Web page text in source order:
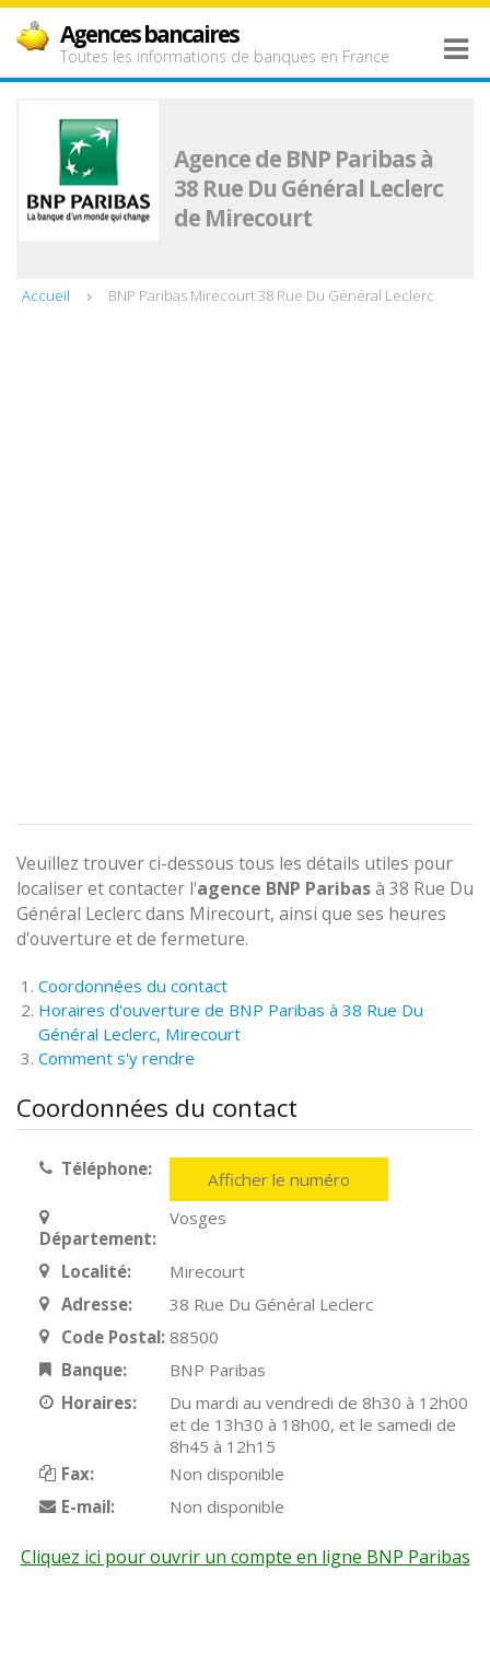
Agences bancaires
Toutes les informations de banques en France
Agence de BNP Paribas à
38 Rue Du Général Leclerc
de Mirecourt
Accueil BNP Paribas Mirecourt 38 Rue Du Général Leclerc
Veuillez trouver ci-dessous tous les détails utiles pour
localiser et contacter l'agence BNP Paribasà 38 Rue Du
Général Leclerc dans Mirecourt, ainsi que ses heures
d'ouverture et de fermeture.
Coordonnées du contact
Horaires d'ouverture de BNP Paribas à 38 Rue Du
Général Leclerc, Mirecourt
Comment s'y rendre
Coordonnées du contact
Téléphone: Afficher le numéro
Département:
Vosges
Localité:
Mirecourt
Adresse:
38 Rue Du Général Leclerc
Code Postal: 88500
Banque:
BNP Paribas
Horaires:
Du mardi au vendredi de 8h30 à 12h00
et de 13h30 à 18h00, et le samedi de
8h45 à 12h15
Fax:
Non disponible
E-mail:
Non disponible
Cliquez ici pour ouvrir un compte en ligne BNP Paribas